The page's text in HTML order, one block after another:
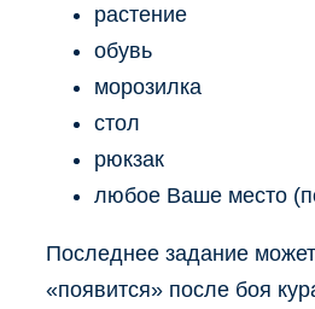
растение
обувь
морозилка
стол
рюкзак
любое Ваше место
Последнее задание
«появится» после боя